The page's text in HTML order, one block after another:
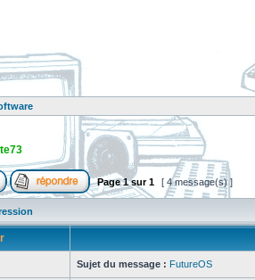
Page1sur1 [ 4 message(s) ]
Sujet du message : FutureOS